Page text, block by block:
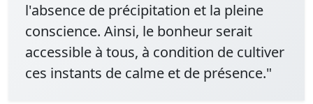
l'absence de précipitation et la pleine
conscience. Ainsi, le bonheur serait
accessible à tous, à condition de cultiver
ces instants de calme et de présence."